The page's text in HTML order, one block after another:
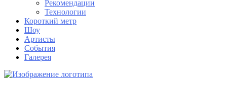
Рекомендации
Технологии
Короткий метр
Шоу
Артисты
События
Галерея